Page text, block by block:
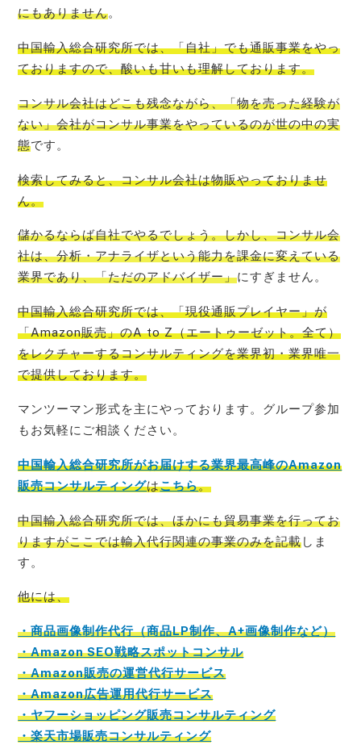
にもありません。
中国輸入総合研究所では、「自社」でも通販事業をやっ
ておりますので、酸いも甘いも理解しております。
コンサル会社はどこも残念ながら、「物を売った経験が
ない」会社がコンサル事業をやっているのが世の中の実
態です。
検索してみると、コンサル会社は物販やっておりませ
ん。
儲かるならば自社でやるでしょう。しかし、コンサル会
社は、分析・アナライザという能力を課金に変えている
業界であり、「ただのアドバイザー」にすぎません。
中国輸入総合研究所では、「現役通販プレイヤー」が
「Amazon販売」のA to Z（エートゥーゼット。全て）
をレクチャーするコンサルティングを業界初・業界唯一
で提供しております。
マンツーマン形式を主にやっております。グループ参加
もお気軽にご相談ください。
中国輸入総合研究所がお届けする業界最高峰のAmazon
販売コンサルティングはこちら。
中国輸入総合研究所では、ほかにも貿易事業を行ってお
りますがここでは輸入代行関連の事業のみを記載しま
す。
他には、
・商品画像制作代行（商品LP制作、A+画像制作など）
・Amazon SEO戦略スポットコンサル
・Amazon販売の運営代行サービス
・Amazon広告運用代行サービス
・ヤフーショッピング販売コンサルティング
・楽天市場販売コンサルティング